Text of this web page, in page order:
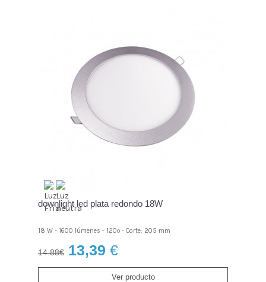
downlight led plata redondo 18W
18 W - 1600 lúmenes - 120º - Corte: 205 mm
14.88€ 13,39 €
Ver producto